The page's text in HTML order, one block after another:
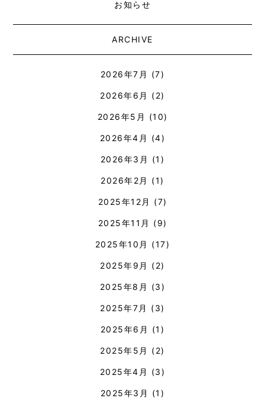
お知らせ
ARCHIVE
2026年7月 (7)
2026年6月 (2)
2026年5月 (10)
2026年4月 (4)
2026年3月 (1)
2026年2月 (1)
2025年12月 (7)
2025年11月 (9)
2025年10月 (17)
2025年9月 (2)
2025年8月 (3)
2025年7月 (3)
2025年6月 (1)
2025年5月 (2)
2025年4月 (3)
2025年3月 (1)